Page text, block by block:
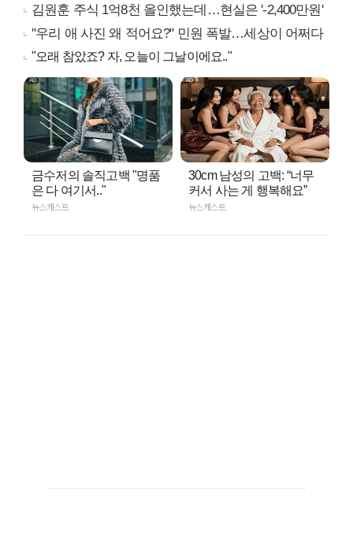
김원훈 주식 1억8천 올인했는데…현실은 '-2,400만원'
"우리 애 사진 왜 적어요?" 민원 폭발…세상이 어쩌다
"오래 참았죠? 자, 오늘이 그날이에요.."
금수저의 솔직고백 "명품
은 다 여기서.."
뉴스캐스트
30cm 남성의 고백: “너무
커서 사는 게 행복해요”
뉴스캐스트